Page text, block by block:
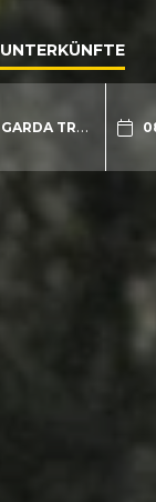
UNTERKÜNFTE
GARDA TRENTINO